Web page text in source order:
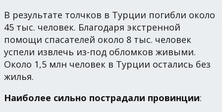
В результате толчков в Турции погибли около
45 тыс. человек. Благодаря экстренной
помощи спасателей около 8 тыс. человек
успели извлечь из-под обломков живыми.
Около 1,5 млн человек в Турции остались без
жилья.
Наиболее сильно пострадали провинции: